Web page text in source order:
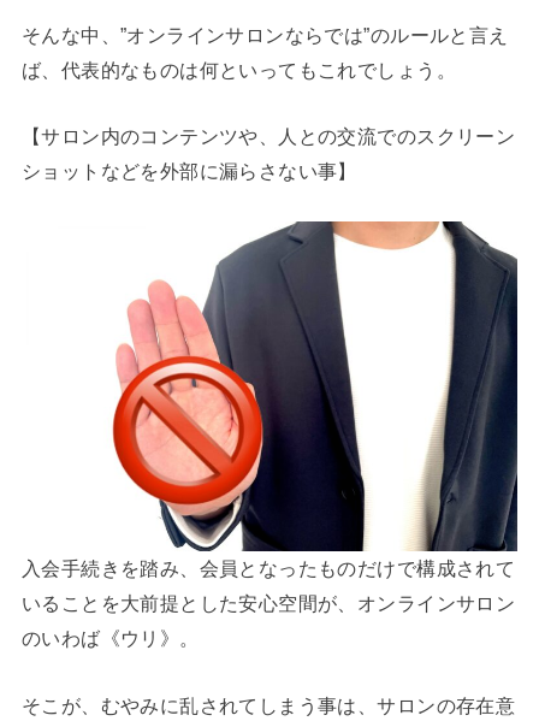
そんな中、”オンラインサロンならでは”のルールと言え
ば、代表的なものは何といってもこれでしょう。
【サロン内のコンテンツや、人との交流でのスクリーン
ショットなどを外部に漏らさない事】
入会手続きを踏み、会員となったものだけで構成されて
いることを大前提とした安心空間が、オンラインサロン
のいわば《ウリ》。
そこが、むやみに乱されてしまう事は、サロンの存在意